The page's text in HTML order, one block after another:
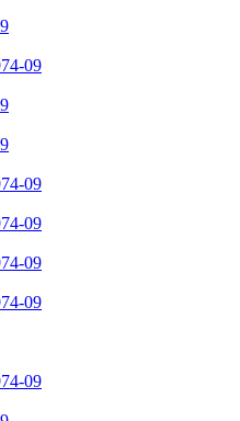
09
09
09
09
09
09